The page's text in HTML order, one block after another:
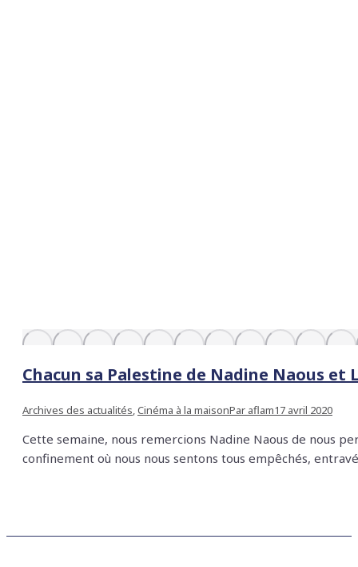
Chacun sa Palestine de Nadine Naous et
Archives des actualités,Cinéma à la maisonPar aflam17 avril 2020
Cette semaine, nous remercions Nadine Naous de nous
confinement où nous nous sentons tous empêchés,